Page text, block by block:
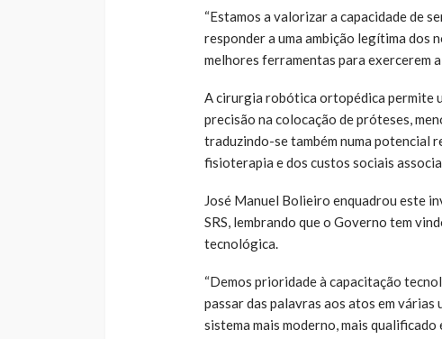
“Estamos a valorizar a capacidade de
responder a uma ambição legítima dos
melhores ferramentas para exercerem a
A cirurgia robótica ortopédica permite
precisão na colocação de próteses,
traduzindo-se também numa potencial
fisioterapia e dos custos sociais
José Manuel Bolieiro enquadrou este
SRS, lembrando que o Governo tem
tecnológica.
“Demos prioridade à capacitação
passar das palavras aos atos em várias
sistema mais moderno, mais